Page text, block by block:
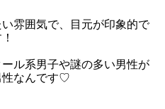
雰囲気で、目元が印象的で
ル系男子や謎の多い男性が
性なんです♡